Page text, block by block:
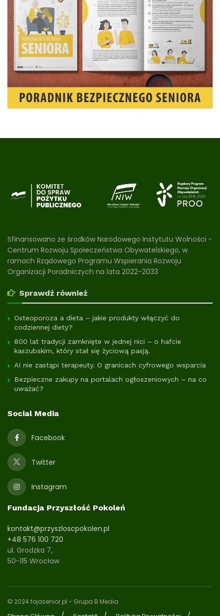
Sfinansowano ze środków Narodowego Instytutu Wolności -
Centrum Rozwoju Społeczeństwa Obywatelskiego, w
ramach Rządowego Programu Wspierania Rozwoju
Organizacji Poradniczych na lata 2022-2033
Sprawdź również
Osteoporoza a dieta – jakie produkty włączyć do
codziennej diety?
800 lat tradycji zamknięte w jednej nici – o hafcie
kaszubskim, który stał się życiową pasją.
AI nie zastąpi terapeuty. O granicach cyfrowego wsparcia
Bezpieczne zakupy na portalach ogłoszeniowych – na co
uważać?
Social Media
Facebook
Twitter
Instagram
Fundacja Przyszłość Pokoleń
kontakt@przyszloscpokolen.pl
+48 576 100 720
ul. Grodzka 7,
50-115 Wrocław
© 2024 tojasenior.pl - Grupa B Media